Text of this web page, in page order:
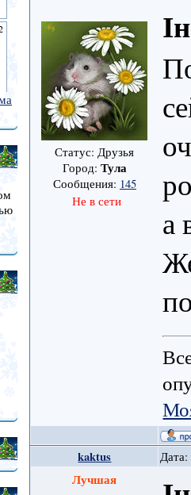
Статус: Друзья
Город: Тула
Сообщения: 145
Не в сети
а
kaktus
Лучшая